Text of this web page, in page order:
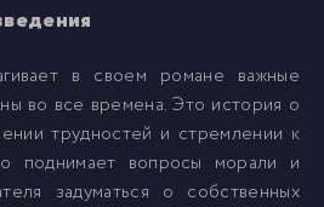
в своем романе важные
во все времена. Это история о
трудностей и стремлении к
поднимает вопросы морали и
задуматься о собственных